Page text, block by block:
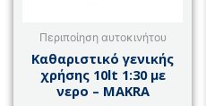
Περιποίηση αυτοκινήτου
Καθαριστικό γενικής
χρήσης 10lt 1:30 με
νερο – MAKRA